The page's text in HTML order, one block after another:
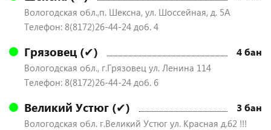
Вологодская обл.,п. Шексна, ул. Шоссейная, д. 5А
Телефон: 8(8172)26-44-24 доб. 4
Грязовец (✔) 4 бан
Вологодская обл., г.Грязовец ул. Ленина 114
Телефон: 8(8172)26-44-24 доб. 6
Великий Устюг (✔) 3 бан
Вологодская обл. г.Великий Устюг ул. Красная д.62 !!!